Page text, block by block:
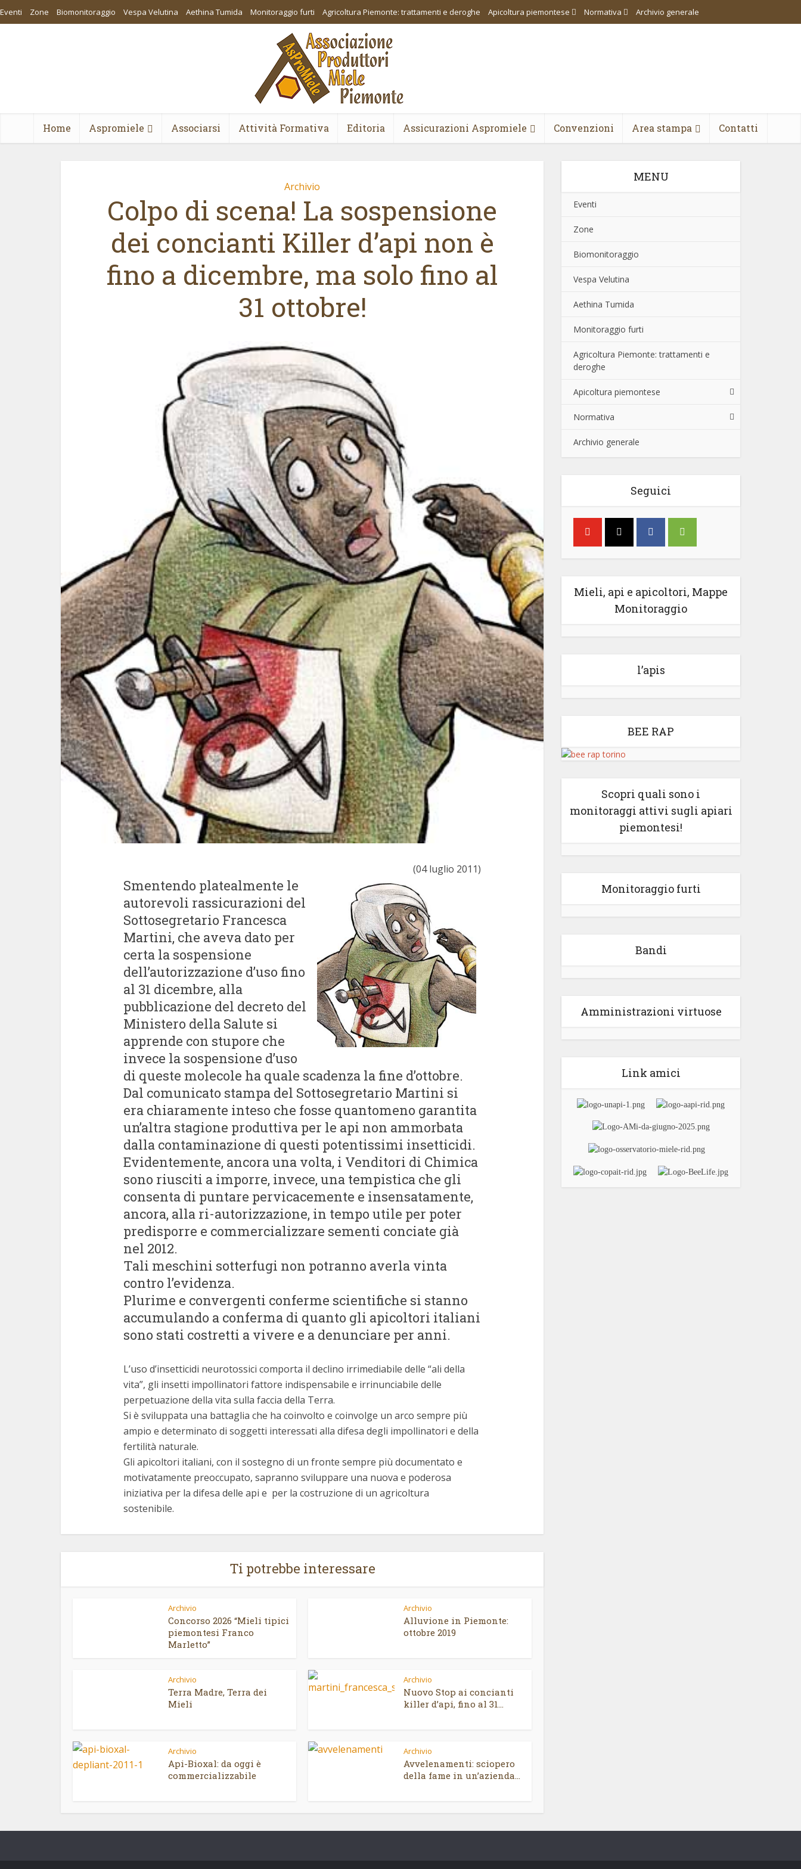
Eventi Zone Biomonitoraggio Vespa Velutina Aethina Tumida Monitoraggio furti Agricoltura Piemonte: trattamenti e deroghe Apicoltura piemontese Normativa Archivio generale
Home Aspromiele Associarsi Attività Formativa Editoria Assicurazioni Aspromiele Convenzioni Area stampa Contatti
Archivio
Colpo di scena! La sospensione
dei concianti Killer d’api non è
fino a dicembre, ma solo fino al
31 ottobre!
(04 luglio 2011)
Smentendo platealmente le
autorevoli rassicurazioni del
Sottosegretario Francesca
Martini, che aveva dato per
certa la sospensione
dell’autorizzazione d’uso fino
al 31 dicembre, alla
pubblicazione del decreto del
Ministero della Salute si
apprende con stupore che
invece la sospensione d’uso
di queste molecole ha quale scadenza la fine d’ottobre.
Dal comunicato stampa del Sottosegretario Martini si
era chiaramente inteso che fosse quantomeno garantita
un’altra stagione produttiva per le api non ammorbata
dalla contaminazione di questi potentissimi insetticidi.
Evidentemente, ancora una volta, i Venditori di Chimica
sono riusciti a imporre, invece, una tempistica che gli
consenta di puntare pervicacemente e insensatamente,
ancora, alla ri-autorizzazione, in tempo utile per poter
predisporre e commercializzare sementi conciate già
nel 2012.
Tali meschini sotterfugi non potranno averla vinta
contro l’evidenza.
Plurime e convergenti conferme scientifiche si stanno
accumulando a conferma di quanto gli apicoltori italiani
sono stati costretti a vivere e a denunciare per anni.
L’uso d’insetticidi neurotossici comporta il declino irrimediabile delle “ali della
vita”, gli insetti impollinatori fattore indispensabile e irrinunciabile delle
perpetuazione della vita sulla faccia della Terra.
Si è sviluppata una battaglia che ha coinvolto e coinvolge un arco sempre più
ampio e determinato di soggetti interessati alla difesa degli impollinatori e della
fertilità naturale.
Gli apicoltori italiani, con il sostegno di un fronte sempre più documentato e
motivatamente preoccupato, sapranno sviluppare una nuova e poderosa
iniziativa per la difesa delle api e per la costruzione di un agricoltura
sostenibile.
Ti potrebbe interessare
Archivio
Concorso 2026 “Mieli tipici
piemontesi Franco
Marletto”
Archivio
Alluvione in Piemonte:
ottobre 2019
Archivio
Terra Madre, Terra dei
Mieli
Archivio
Nuovo Stop ai concianti
killer d’api, fino al 31...
Archivio
Api-Bioxal: da oggi è
commercializzabile
Archivio
Avvelenamenti: sciopero
della fame in un’azienda...
MENU
Eventi
Zone
Biomonitoraggio
Vespa Velutina
Aethina Tumida
Monitoraggio furti
Agricoltura Piemonte: trattamenti e
deroghe
Apicoltura piemontese
Normativa
Archivio generale
Seguici
Mieli, api e apicoltori, Mappe
Monitoraggio
l’apis
BEE RAP
Scopri quali sono i
monitoraggi attivi sugli apiari
piemontesi!
Monitoraggio furti
Bandi
Amministrazioni virtuose
Link amici